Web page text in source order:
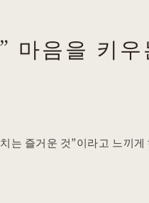
마음을 키
는 즐거운 것”이라고 느끼게